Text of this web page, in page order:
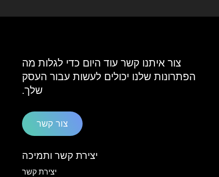
צור איתנו קשר עוד היום כדי לגלות מה
הפתרונות שלנו יכולים לעשות עבור העסק
שלך.
צור קשר
יצירת קשר ותמיכה
יצירת קשר